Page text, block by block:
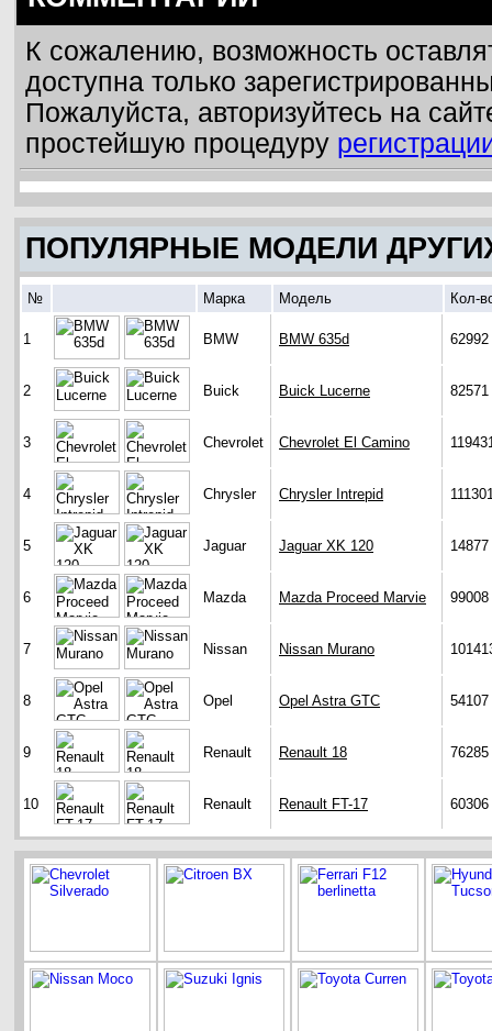
К сожалению, возможность
доступна только
Пожалуйста, авторизуйтесь на
простейшую процедуру
ПОПУЛЯРНЫЕ МОДЕЛИ
№ Марка Модель Кол-
1 BMW BMW 635d 62992
2 Buick Buick Lucerne 82571
3 Chevrolet Chevrolet El Camino
4 Chrysler Chrysler Intrepid
5 Jaguar Jaguar XK 120 14877
6 Mazda Mazda Proceed Marvie 99008
7 Nissan Nissan Murano
8 Opel Opel Astra GTC 54107
9 Renault Renault 18 76285
10 Renault Renault FT-17 60306